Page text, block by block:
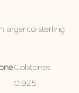
argento sterling
Golstones
0.925